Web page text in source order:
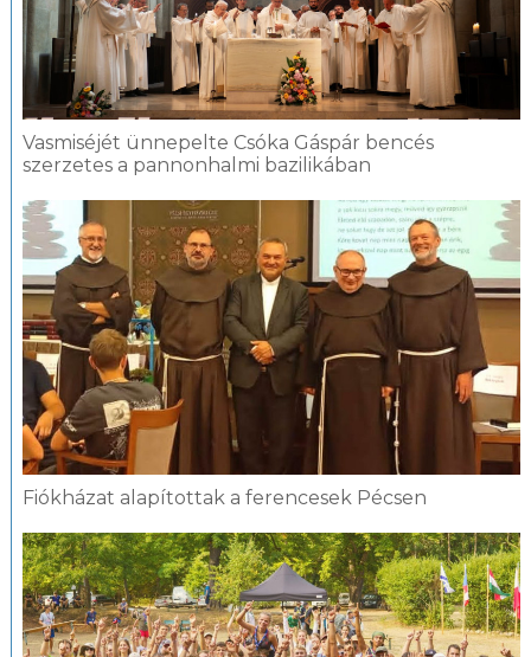
Vasmiséjét ünnepelte Csóka Gáspár bencés
szerzetes a pannonhalmi bazilikában
Fiókházat alapítottak a ferencesek Pécsen